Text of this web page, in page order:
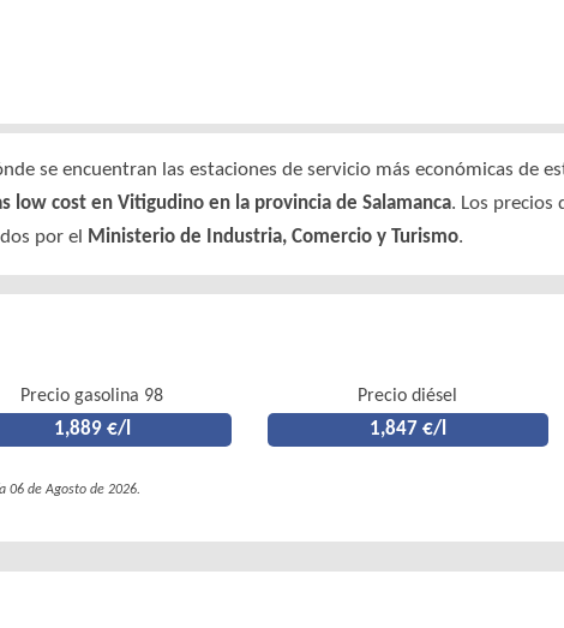
se encuentran las estaciones de servicio más económicas de
low cost en Vitigudino en la provincia de Salamanca. Los precios
por el
Ministerio de Industria, Comercio y Turismo.
Precio gasolina 98
1,889 €/l
Precio diésel
1,847 €/l
06 de Agosto de 2026.